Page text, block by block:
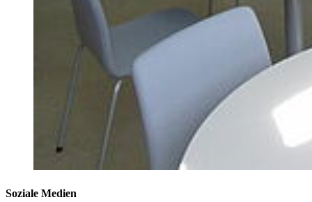
Soziale Medien